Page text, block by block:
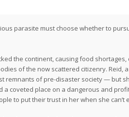
parasite must choose whether to
the continent, causing food
of the now scattered citizenry. Reid,
remnants of pre-disaster society — but
coveted place on a dangerous and
to put their trust in her when she can’t